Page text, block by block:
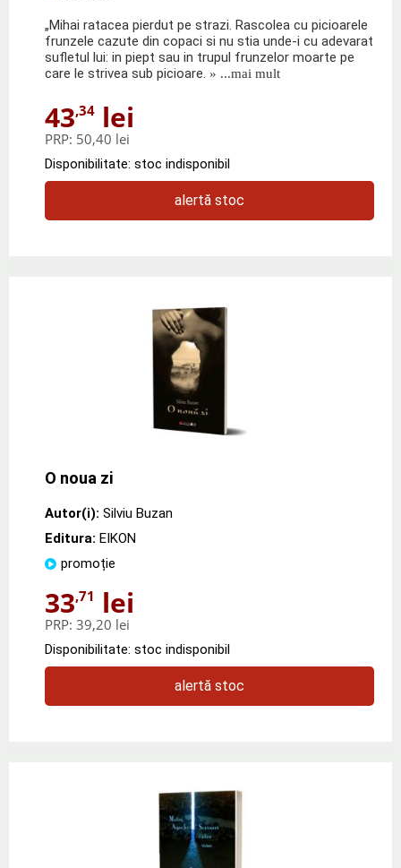
„Mihai ratacea pierdut pe strazi. Rascolea cu picioarele
frunzele cazute din copaci si nu stia unde-i cu adevarat
sufletul lui: in piept sau in trupul frunzelor moarte pe
care le strivea sub picioare. » ...mai mult
43,34 lei
PRP: 50,40 lei
Disponibilitate: stoc indisponibil
alertă stoc
O noua zi
Autor(i): Silviu Buzan
Editura: EIKON
promoție
33,71 lei
PRP: 39,20 lei
Disponibilitate: stoc indisponibil
alertă stoc